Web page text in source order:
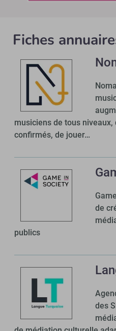
Fiches
musiciens de tous
confirmés, de jouer…
de
publics
des